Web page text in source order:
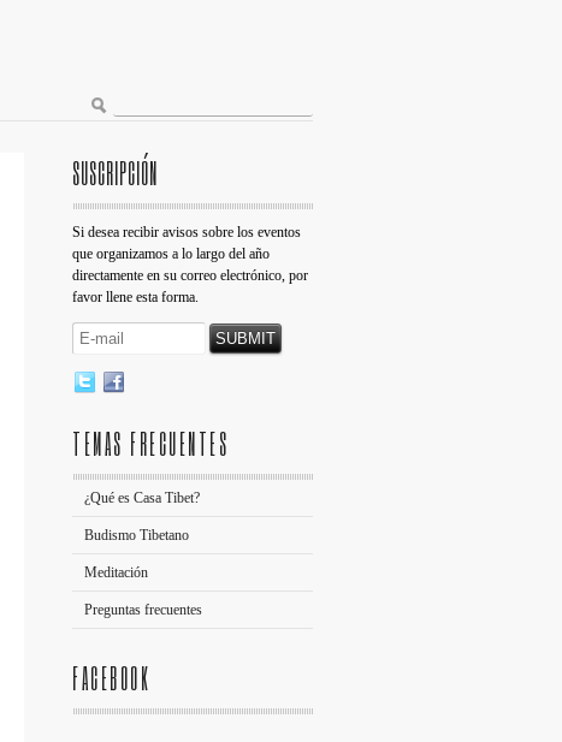
SUSCRIPCIÓN
Si desea recibir avisos sobre los eventos
que organizamos a lo largo del año
directamente en su correo electrónico, por
favor llene esta forma.
TEMAS FRECUENTES
¿Qué es Casa Tibet?
Budismo Tibetano
Meditación
Preguntas frecuentes
FACEBOOK